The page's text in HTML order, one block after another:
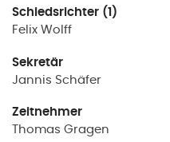
Schiedsrichter (1)
Felix Wolff
Sekretär
Jannis Schäfer
Zeitnehmer
Thomas Gragen